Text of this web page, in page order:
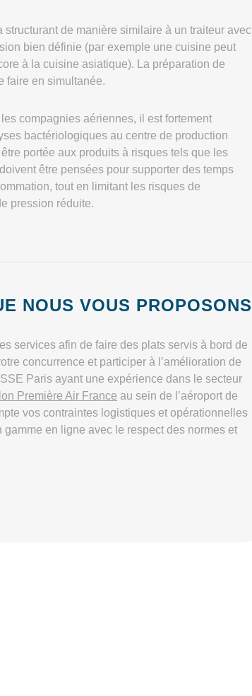
structurant de manière similaire à un traiteur avec
bien définie (par exemple une cuisine peut
à la cuisine asiatique). La préparation de
faire en simultanée.
compagnies aériennes, il est fortement
bactériologiques au centre de production
portée aux produits à risques tels que les
être pensées pour supporter des temps
tout en limitant les risques de
pression réduite.
NOUS VOUS PROPOSONS
services afin de faire des plats servis à bord de
concurrence et participer à l’amélioration de
Paris ayant une expérience dans le secteur
Première Air France au sein de l’aéroport de
vos contraintes logistiques et opérationnelles
en ligne avec le respect des normes et